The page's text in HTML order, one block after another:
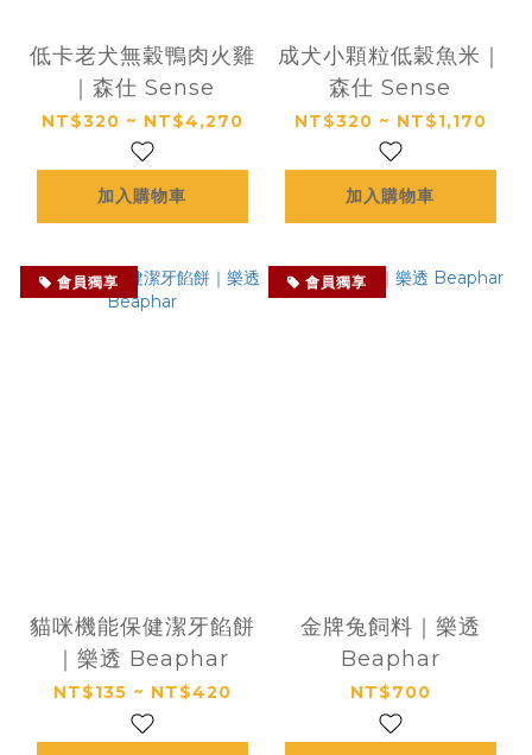
低卡老犬無穀鴨肉火雞
｜森仕 Sense
NT$320 ~ NT$4,270
加入購物車
成犬小顆粒低穀魚米｜
森仕 Sense
NT$320 ~ NT$1,170
加入購物車
會員獨享
貓咪機能保健潔牙餡餅
｜樂透 Beaphar
NT$135 ~ NT$420
會員獨享
金牌兔飼料｜樂透
Beaphar
NT$700